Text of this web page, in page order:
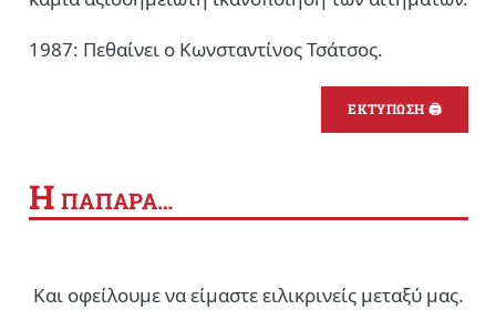
1987: Πεθαίνει ο Κωνσταντίνος Τσάτσος.
ΕΚΤΥΠΩΣΗ 🖨
Η ΠΑΠΑΡΑ…
Και οφείλουμε να είμαστε ειλικρινείς μεταξύ μας.